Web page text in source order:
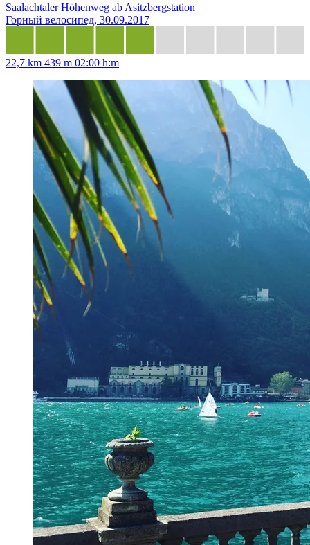
Saalachtaler Höhenweg ab Asitzbergstation
Горный велосипед, 30.09.2017
22,7 km 439 m 02:00 h:m